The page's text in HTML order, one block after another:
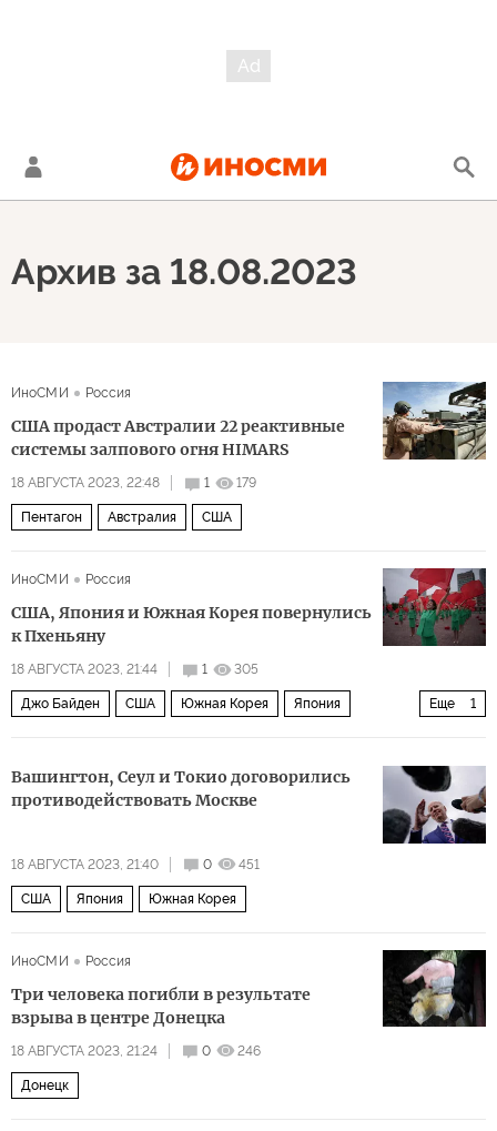
Архив за 18.08.2023
ИноСМИ Россия
США продаст Австралии 22 реактивные
системы залпового огня HIMARS
18 АВГУСТА 2023, 22:48 1 179
Пентагон Австралия США
ИноСМИ Россия
США, Япония и Южная Корея повернулись
к Пхеньяну
18 АВГУСТА 2023, 21:44 1 305
Еще 1
Джо Байден США Южная Корея Япония
Вашингтон, Сеул и Токио договорились
противодействовать Москве
18 АВГУСТА 2023, 21:40 0 451
США Япония Южная Корея
ИноСМИ Россия
Три человека погибли в результате
взрыва в центре Донецка
18 АВГУСТА 2023, 21:24 0 246
Донецк